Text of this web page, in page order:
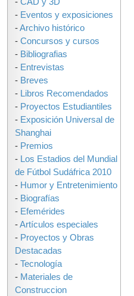
- Eventos y exposiciones
-Archivo histórico
- Concursos y cursos
- Bibliografias
- Entrevistas
- Breves
- Libros Recomendados
- Proyectos Estudiantiles
- Exposición Universal de
Shanghai
- Premios
- Los Estadios del Mundial
de Fútbol Sudáfrica 2010
- Humor y Entretenimiento
- Biografías
- Efemérides
-Artículos especiales
- Proyectos y Obras
Destacadas
- Tecnología
- Materiales de
Construccion